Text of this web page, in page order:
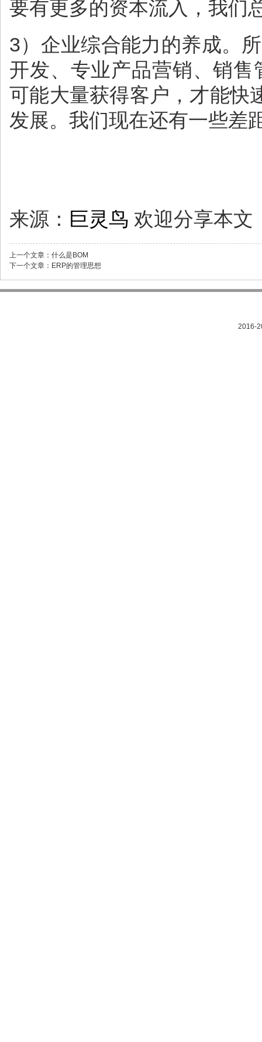
要有更多的资本流入，我们
3）企业综合能力的养成。
开发、专业产品营销、销
可能大量获得客户，才能快
发展。我们现在还有一些差
来源： 巨灵鸟 欢迎分享本文
上一个文章： 什么是BOM
下一个文章： ERP的管理思想
2016-